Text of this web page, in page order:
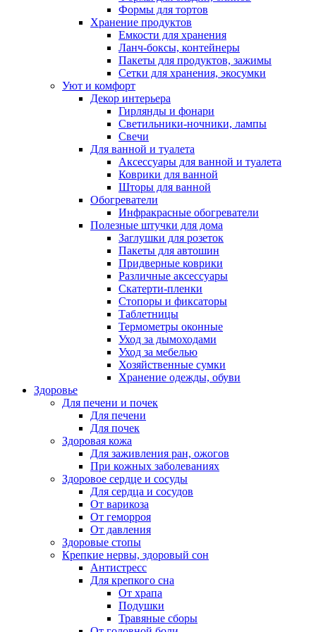
Формы для тортов
Хранение продуктов
Емкости для хранения
Ланч-боксы, контейнеры
Пакеты для продуктов, зажимы
Сетки для хранения, экосумки
Уют и комфорт
Декор интерьера
Гирлянды и фонари
Светильники-ночники, лампы
Свечи
Для ванной и туалета
Аксессуары для ванной и туалета
Коврики для ванной
Шторы для ванной
Обогреватели
Инфракрасные обогреватели
Полезные штучки для дома
Заглушки для розеток
Пакеты для автошин
Придверные коврики
Различные аксессуары
Скатерти-пленки
Стопоры и фиксаторы
Таблетницы
Термометры оконные
Уход за дымоходами
Уход за мебелью
Хозяйственные сумки
Хранение одежды, обуви
Здоровье
Для печени и почек
Для печени
Для почек
Здоровая кожа
Для заживления ран, ожогов
При кожных заболеваниях
Здоровое сердце и сосуды
Для сердца и сосудов
От варикоза
От геморроя
От давления
Здоровые стопы
Крепкие нервы, здоровый сон
Антистресс
Для крепкого сна
От храпа
Подушки
Травяные сборы